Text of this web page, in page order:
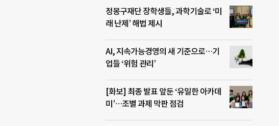
정몽구재단 장학생들, 과학기술로 ‘미
래 난제’ 해법 제시
AI, 지속가능경영의 새 기준으로…기
업들 ‘위험 관리’
[화보] 최종 발표 앞둔 ‘유일한 아카데
미’…조별 과제 막판 점검